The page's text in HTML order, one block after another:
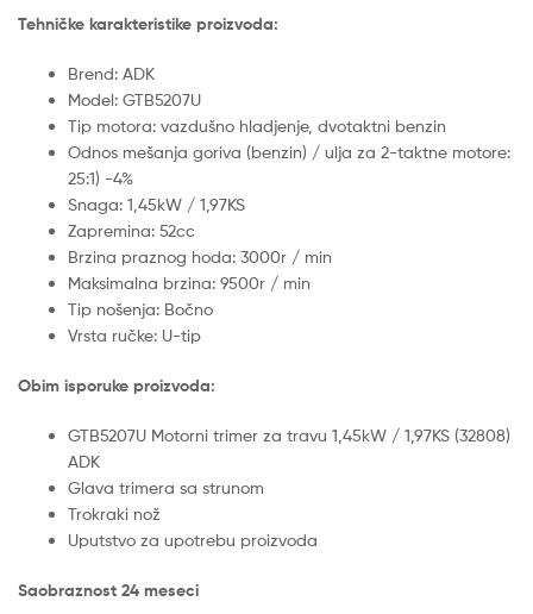
Tehničke karakteristike proizvoda:
Brend: ADK
Model: GTB5207U
Tip motora: vazdušno hladjenje, dvotaktni benzin
Odnos mešanja goriva (benzin) / ulja za 2-taktne motore:
25:1) -4%
Snaga: 1,45kW / 1,97KS
Zapremina: 52cc
Brzina praznog hoda: 3000r / min
Maksimalna brzina: 9500r / min
Tip nošenja: Bočno
Vrsta ručke: U-tip
Obim isporuke proizvoda:
GTB5207U Motorni trimer za travu 1,45kW / 1,97KS (32808)
ADK
Glava trimera sa strunom
Trokraki nož
Uputstvo za upotrebu proizvoda
Saobraznost 24 meseci